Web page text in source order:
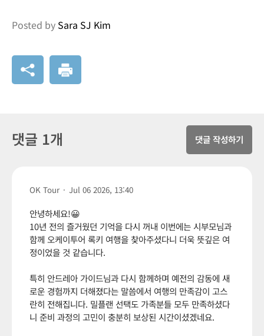
Posted by Sara SJ Kim
댓글 1개 댓글 작성하기
OK Tour · Jul 06 2026, 13:40
안녕하세요!😀
10년 전의 즐거웠던 기억을 다시 꺼내 이번에는 시부모님과
함께 오케이투어 록키 여행을 찾아주셨다니 더욱 뜻깊은 여
정이었을 것 같습니다.
특히 안드레아 가이드님과 다시 함께하며 예전의 감동에 새
로운 경험까지 더해졌다는 말씀에서 여행의 만족감이 고스
란히 전해집니다. 밀플랜 선택도 가족분들 모두 만족하셨다
니 준비 과정의 고민이 충분히 보상된 시간이셨겠네요.